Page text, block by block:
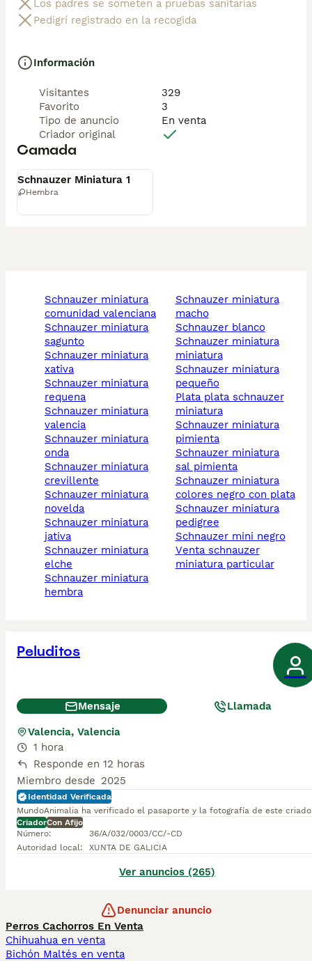
🐾 Cachorros sanos, sociables y criados con mucho
📲 ¡Pregunta sin compromiso por disponibilidad, fotos
Los padres se someten a pruebas sanitarias
Pedigrí registrado en la recogida
Información
Visitantes
329
Favorito
3
Tipo de anuncio
En venta
Criador original
Camada
Schnauzer Miniatura 1
Hembra
schnauzer miniatura
comunidad valenciana
schnauzer miniatura
sagunto
schnauzer miniatura
xativa
schnauzer miniatura
requena
schnauzer miniatura
valencia
schnauzer miniatura
onda
schnauzer miniatura
crevillente
schnauzer miniatura
novelda
schnauzer miniatura
jativa
schnauzer miniatura
elche
schnauzer miniatura
hembra
schnauzer miniatura
macho
schnauzer blanco
schnauzer miniatura
miniatura
schnauzer miniatura
pequeño
plata plata schnauzer
miniatura
schnauzer miniatura
pimienta
schnauzer miniatura
sal pimienta
schnauzer miniatura
colores negro con plata
schnauzer miniatura
pedigree
schnauzer mini negro
venta schnauzer
miniatura particular
Peluditos
Mensaje Llamada
Valencia, Valencia
1 hora
Responde en 12 horas
Miembro desde 2025
Identidad Verificada
MundoAnimalia ha verificado el pasaporte y la fotografía de este
CriadorCon Afijo
Número:
36/A/032/0003/CC/-CD
Autoridad local: XUNTA DE GALICIA
Ver anuncios (265)
Denunciar anuncio
Perros Cachorros En Venta
Chihuahua en venta
Bichón Maltés en venta